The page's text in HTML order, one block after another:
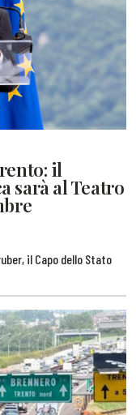
il
sarà al Teatro
il Capo dello Stato